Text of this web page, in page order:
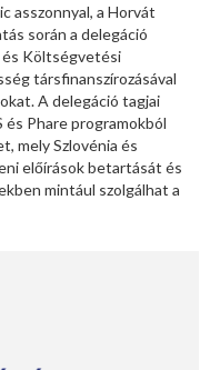
asszonnyal, a Horvát
során a delegáció
és Költségvetési
társfinanszírozásával
A delegáció tagjai
Phare programokból
mely Szlovénia és
előírások betartását és
mintául szolgálhat a